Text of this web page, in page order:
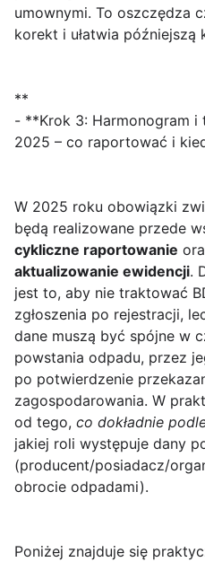
umownymi. To oszczędza
korekt i ułatwia
**
- **Krok 3: Harmonogram i
2025 – co raportować i
W 2025 roku obowiązki
będą realizowane przede
cykliczne raportowanie
aktualizowanie ewidencji.
jest to, aby nie traktować
zgłoszenia po rejestracji,
dane muszą być spójne w
powstania odpadu, przez
po potwierdzenie
zagospodarowania. W
od tego, co dokładnie
jakiej roli występuje dany
(producent/posiadacz/
obrocie odpadami).
Poniżej znajduje się